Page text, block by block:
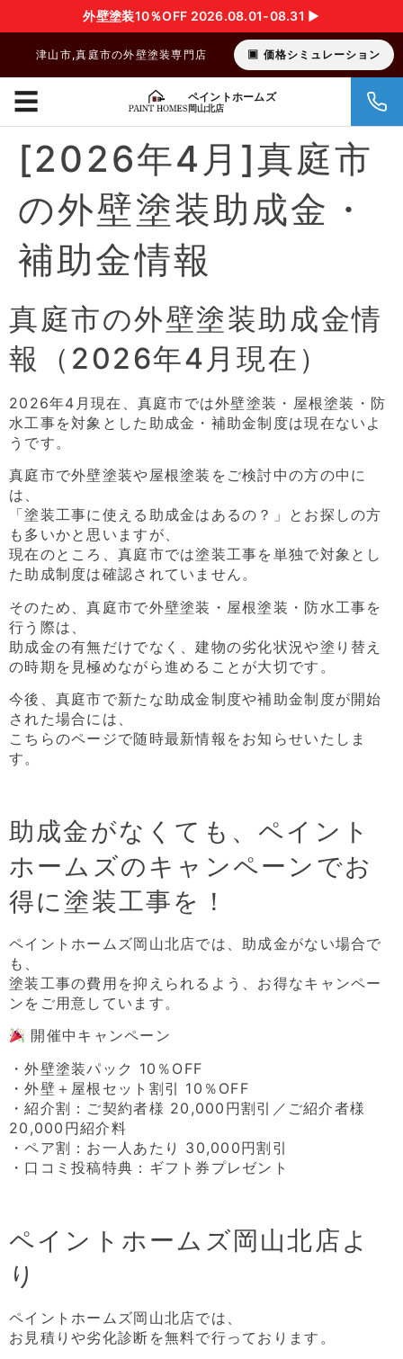
外壁塗装10％OFF 2026.08.01-08.31 ▶︎
津山市,真庭市の外壁塗装専門店 価格シミュレーション
ペイントホームズ
岡山北店
☰
[2026年4月]真庭市
の外壁塗装助成金・
補助金情報
真庭市の外壁塗装助成金情
報（2026年4月現在）
2026年4月現在、真庭市では外壁塗装・屋根塗装・防
水工事を対象とした助成金・補助金制度は現在ないよ
うです。
真庭市で外壁塗装や屋根塗装をご検討中の方の中に
は、
「塗装工事に使える助成金はあるの？」とお探しの方
も多いかと思いますが、
現在のところ、真庭市では塗装工事を単独で対象とし
た助成制度は確認されていません。
そのため、真庭市で外壁塗装・屋根塗装・防水工事を
行う際は、
助成金の有無だけでなく、建物の劣化状況や塗り替え
の時期を見極めながら進めることが大切です。
今後、真庭市で新たな助成金制度や補助金制度が開始
された場合には、
こちらのページで随時最新情報をお知らせいたしま
す。
助成金がなくても、ペイント
ホームズのキャンペーンでお
得に塗装工事を！
ペイントホームズ岡山北店では、助成金がない場合で
も、
塗装工事の費用を抑えられるよう、お得なキャンペー
ンをご用意しています。
開催中キャンペーン
・外壁塗装パック 10％OFF
・外壁＋屋根セット割引 10％OFF
・紹介割：ご契約者様 20,000円割引／ご紹介者様
20,000円紹介料
・ペア割：お一人あたり 30,000円割引
・口コミ投稿特典：ギフト券プレゼント
ペイントホームズ岡山北店よ
り
ペイントホームズ岡山北店では、
お見積りや劣化診断を無料で行っております。